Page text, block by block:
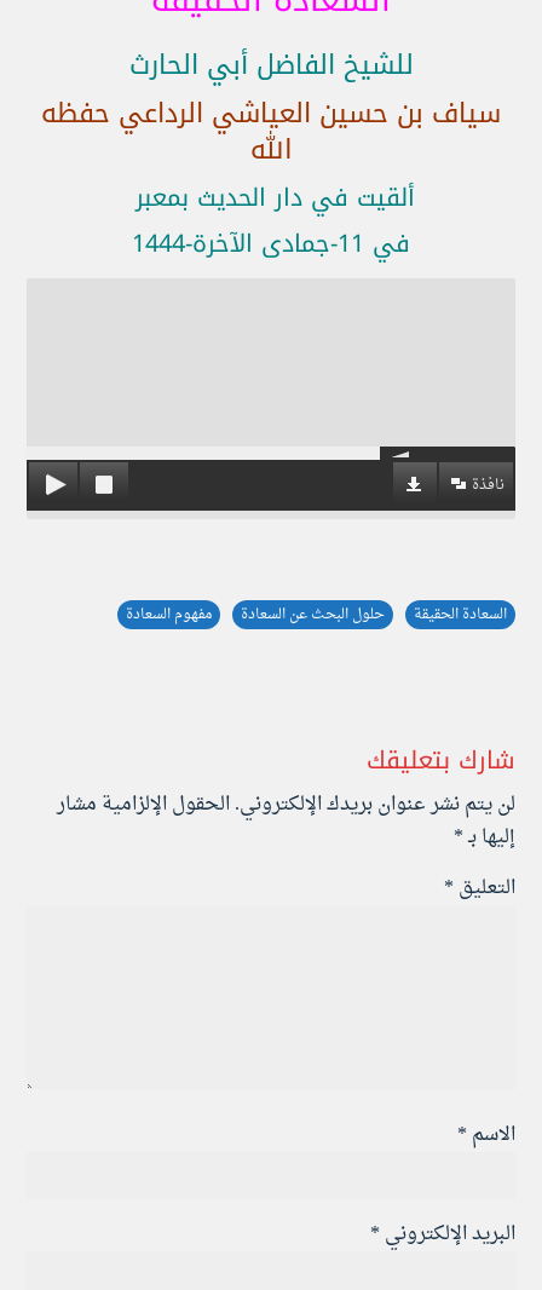
للشيخ الفاضل أبي الحارث
سياف بن حسين العياشي الرداعي حفظه
الله
ألقيت في دار الحديث بمعبر
في 11-جمادى الآخرة-1444
نافذة
السعادة الحقيقة حلول البحث عن السعادة مفهوم السعادة
شارك بتعليقك
لن يتم نشر عنوان بريدك الإلكتروني.الحقول الإلزامية مشار
إليها بـ*
التعليق *
الاسم *
البريد الإلكتروني *